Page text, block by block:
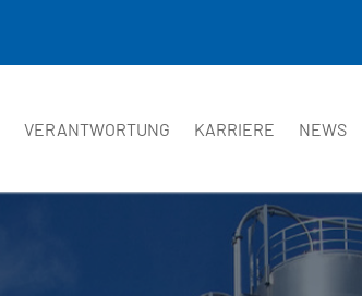
VERANTWORTUNG KARRIERE NEWS